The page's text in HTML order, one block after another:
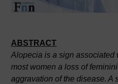
ABSTRACT
Alopecia is a sign associated
most women a loss of
aggravation of the disease. A